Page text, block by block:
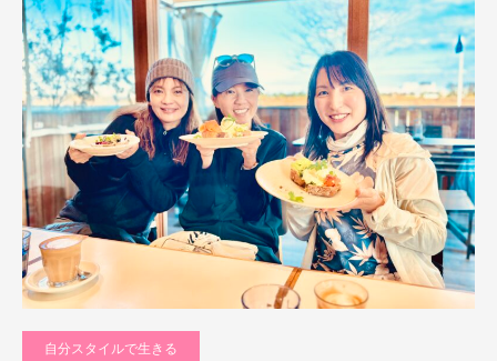
自分スタイルで生きる